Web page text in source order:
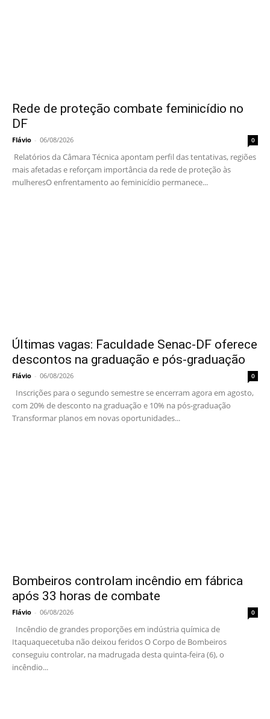
Rede de proteção combate feminicídio no
DF
Flávio - 06/08/2026 0
Relatórios da Câmara Técnica apontam perfil das tentativas, regiões
mais afetadas e reforçam importância da rede de proteção às
mulheresO enfrentamento ao feminicídio permanece...
Últimas vagas: Faculdade Senac-DF oferece
descontos na graduação e pós-graduação
Flávio - 06/08/2026 0
Inscrições para o segundo semestre se encerram agora em agosto,
com 20% de desconto na graduação e 10% na pós-graduação
Transformar planos em novas oportunidades...
Bombeiros controlam incêndio em fábrica
após 33 horas de combate
Flávio - 06/08/2026 0
Incêndio de grandes proporções em indústria química de
Itaquaquecetuba não deixou feridos O Corpo de Bombeiros
conseguiu controlar, na madrugada desta quinta-feira (6), o
incêndio...